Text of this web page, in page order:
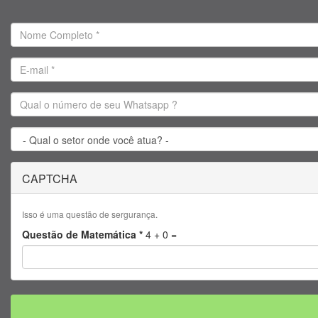
Nome
Completo
*E-
mail
*Qual
número
de
seu
Whatsapp
Qual
setor
você
atua?
CAPTCHA
Isso é uma questão de sergurança.
Questão de Matemática * 4 + 0 =